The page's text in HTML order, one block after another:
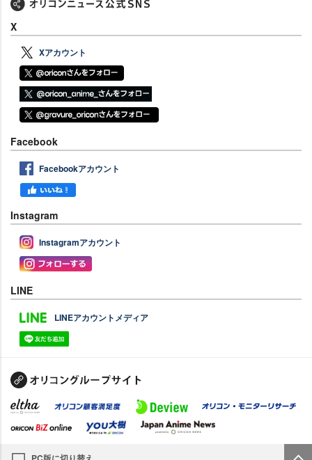
X
Xアカウント
Facebook
Facebookアカウント
Instagram
Instagramアカウント
LINE
LINEアカウントメディア